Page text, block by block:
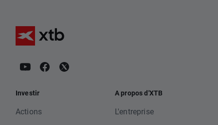
Investir
Actions
A propos d'XTB
L'entreprise